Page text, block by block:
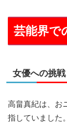
芸能界で
女優への挑
高畠真紀は、お
指していました